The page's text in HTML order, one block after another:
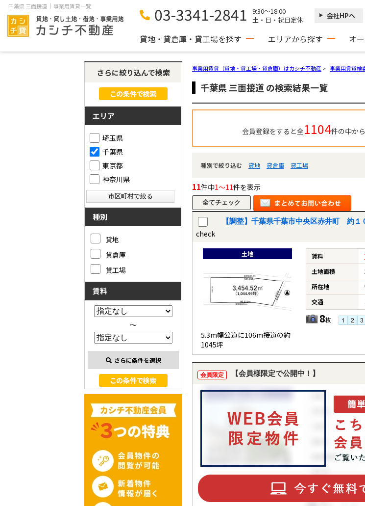
千葉県 三面接道 ｜事業用賃貸一覧 03-3341-2841
9:30～18:00
土・日・祝日定休
会社HPへ
貸地・貸倉庫・貸工場を探す エリアから探す オ
事業用賃貸（貸地・貸工場・貸倉庫）はカシチ不動産> 事業用賃貸検
千葉県 三面接道 の検索結果一覧
会員登録をすると全1104件の中か
種別で絞り込む 貸地 貸倉庫 貸工場
11件中1～11件を表示
check
【調整】千葉県千葉市中央区赤井町 約１
土地
5.3m幅公道に106m接道の約
1045坪
賃料
土地面積
所在地
交通
8枚
会員限定 【会員様限定で公開中！】
さらに絞り込んで検索
エリア
埼玉県
千葉県
東京都
神奈川県
種別
貸地
貸倉庫
貸工場
賃料
～
さらに条件を選択